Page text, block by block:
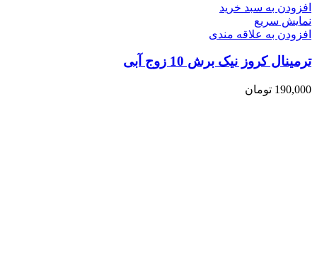
افزودن به سبد خرید
نمایش سریع
افزودن به علاقه مندی
ترمینال کروز نیک برش 10 زوج آبی
190,000 تومان